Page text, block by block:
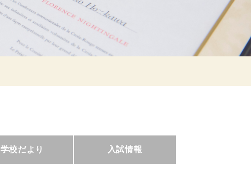
学校だより 入試情報